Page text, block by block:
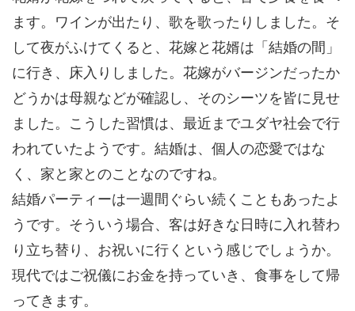
ます。ワインが出たり、歌を歌ったりしました。そ
して夜がふけてくると、花嫁と花婿は「結婚の間」
に行き、床入りしました。花嫁がバージンだったか
どうかは母親などが確認し、そのシーツを皆に見せ
ました。こうした習慣は、最近までユダヤ社会で行
われていたようです。結婚は、個人の恋愛ではな
く、家と家とのことなのですね。
結婚パーティーは一週間ぐらい続くこともあったよ
うです。そういう場合、客は好きな日時に入れ替わ
り立ち替り、お祝いに行くという感じでしょうか。
現代ではご祝儀にお金を持っていき、食事をして帰
ってきます。